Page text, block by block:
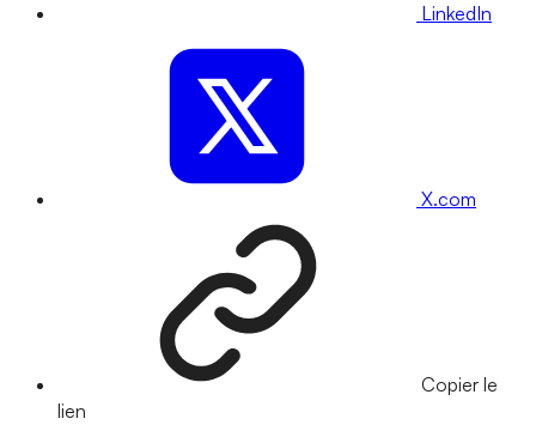
LinkedIn
X.com
Copier le
lien